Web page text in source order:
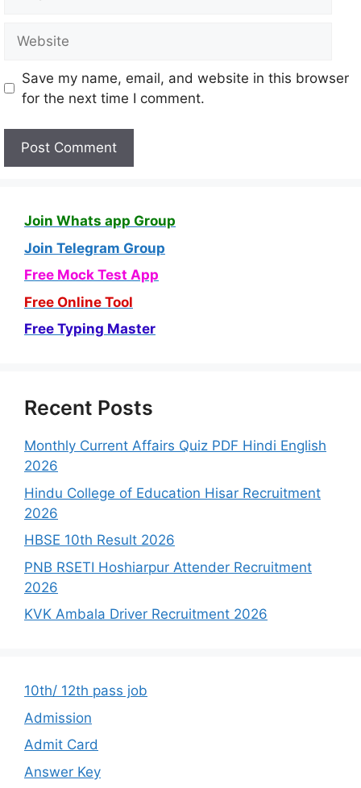
Save my name, email, and website in this browser
for the next time I comment.
Join Whats app Group
Join Telegram Group
Free Mock Test App
Free Online Tool
Free Typing Master
Recent Posts
Monthly Current Affairs Quiz PDF Hindi English
2026
Hindu College of Education Hisar Recruitment
2026
HBSE 10th Result 2026
PNB RSETI Hoshiarpur Attender Recruitment
2026
KVK Ambala Driver Recruitment 2026
10th/ 12th pass job
Admission
Admit Card
Answer Key